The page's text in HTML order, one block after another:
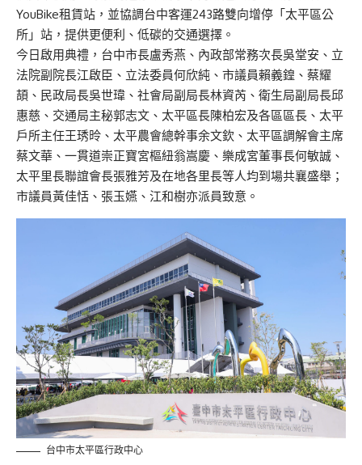
YouBike租賃站，並協調台中客運243路雙向增停「太平區公
所」站，提供更便利、低碳的交通選擇。
今日啟用典禮，台中市長盧秀燕、內政部常務次長吳堂安、立
法院副院長江啟臣、立法委員何欣純、市議員賴義鍠、蔡耀
頡、民政局長吳世瑋、社會局副局長林資芮、衛生局副局長邱
惠慈、交通局主秘郭志文、太平區長陳柏宏及各區區長、太平
戶所主任王琇昤、太平農會總幹事余文欽、太平區調解會主席
蔡文華、一貫道崇正寶宮樞紐翁嵩慶、樂成宮董事長何敏誠、
太平里長聯誼會長張雅芳及在地各里長等人均到場共襄盛舉；
市議員黃佳恬、張玉嬿、江和樹亦派員致意。
台中市太平區行政中心